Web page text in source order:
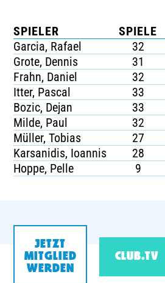
SPIELER SPIELE
Garcia, Rafael
32
Grote, Dennis
31
Frahn, Daniel
32
Itter, Pascal
33
Bozic, Dejan
33
Milde, Paul
32
Müller, Tobias
27
Karsanidis, Ioannis
28
Hoppe, Pelle
9
JETZT
MITGLIED
WERDEN
CLUB.TV